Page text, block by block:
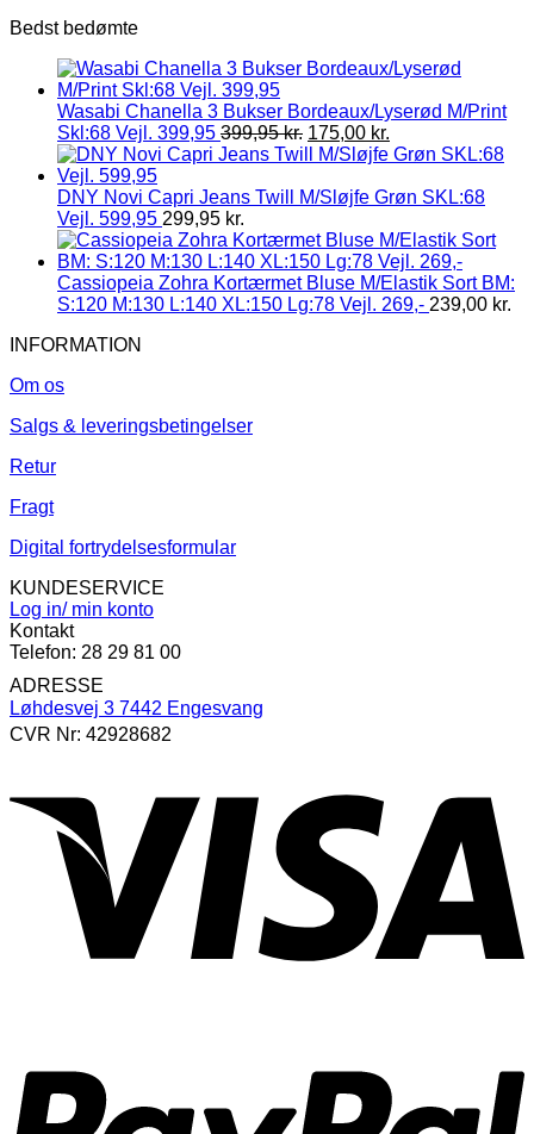
Bedst bedømte
Wasabi Chanella 3 Bukser Bordeaux/Lyserød M/Print
Skl:68 Vejl. 399,95 399,95kr. 175,00 kr.
DNY Novi Capri Jeans Twill M/Sløjfe Grøn SKL:68
Vejl. 599,95 299,95 kr.
Cassiopeia Zohra Kortærmet Bluse M/Elastik Sort BM:
S:120 M:130 L:140 XL:150 Lg:78 Vejl. 269,- 239,00 kr.
INFORMATION
Om os
Salgs & leveringsbetingelser
Retur
Fragt
Digital fortrydelsesformular
KUNDESERVICE
Log in/ min konto
Kontakt
Telefon: 28 29 81 00
ADRESSE
Løhdesvej 3 7442 Engesvang
CVR Nr: 42928682